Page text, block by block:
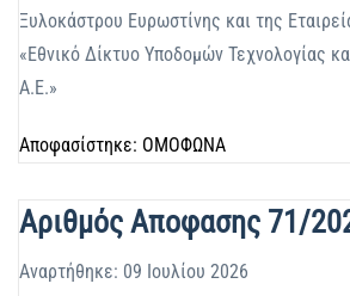
Ξυλοκάστρου Ευρωστίνης και της
«Εθνικό Δίκτυο Υποδομών Τεχνολογίας
Α.Ε.»
Αποφασίστηκε: ΟΜΟΦΩΝΑ
Αριθμός Αποφασης 71/
Αναρτήθηκε: 09 Ιουλίου 2026